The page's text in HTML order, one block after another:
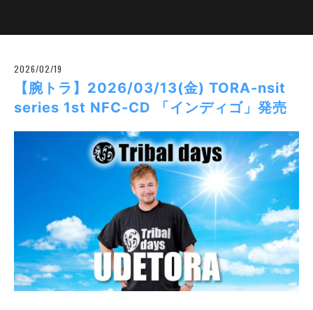
2026/02/19
【腕トラ】2026/03/13(金) TORA-nsit
series 1st NFC-CD 「インディゴ」発売